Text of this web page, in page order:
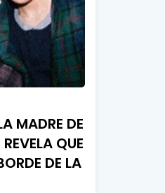
MADRE DE
QUE
DE LA